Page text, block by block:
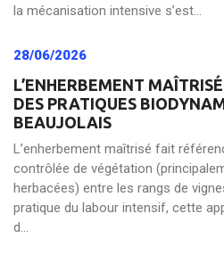
la mécanisation intensive s’est...
28/06/2026
L’ENHERBEMENT
DES PRATIQUES
BEAUJOLAIS
L’enherbement maîtrisé fait
contrôlée de végétation
herbacées) entre les rangs de
pratique du labour intensif, cette
d...